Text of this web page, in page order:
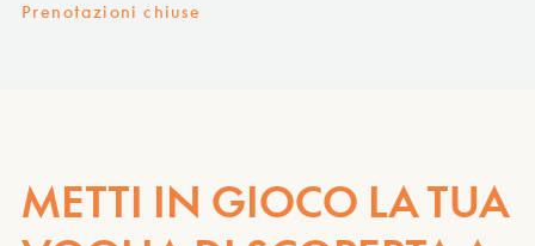
Prenotazioni chiuse
METTI IN GIOCO LA TUA